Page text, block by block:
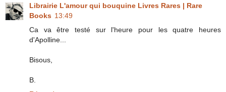
Librairie L'amour qui bouquine Livres Rares | Rare
Books 13:49
Ca va être testé sur l'heure pour les quatre heures
d'Apolline...
Bisous,
B.